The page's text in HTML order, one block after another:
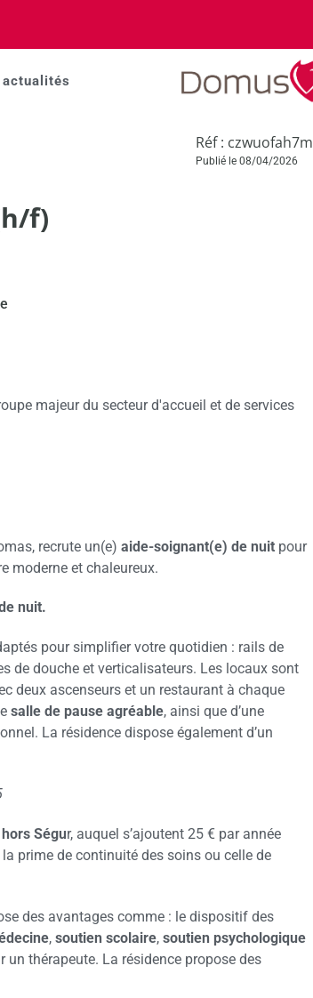
actualités
Réf : czwuofah7m
Publié le 08/04/2026
f)
majeur du secteur d'accueil et de services
recrute un(e) aide-soignant(e) de nuit pour
moderne et chaleureux.
nuit.
pour simplifier votre quotidien : rails de
de douche et verticalisateurs. Les locaux sont
deux ascenseurs et un restaurant à chaque
salle de pause agréable, ainsi que d’une
La résidence dispose également d’un
Ségur, auquel s’ajoutent 25 € par année
prime de continuité des soins ou celle de
des avantages comme : le dispositif des
, soutien scolaire, soutien psychologique
un thérapeute. La résidence propose des